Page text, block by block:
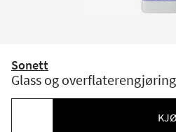
Sonett
Glass og